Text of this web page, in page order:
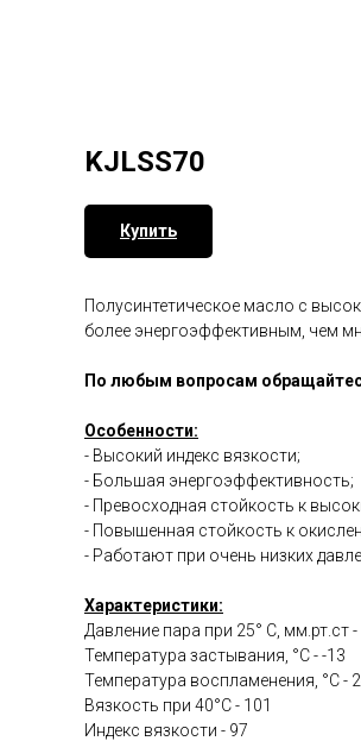
KJLSS70
Купить
Полусинтетическое масло с
более энергоэффективным, чем
По любым вопросам
Особенности:
- Высокий индекс вязкости;
- Большая энергоэффективность;
- Превосходная стойкость к
- Повышенная стойкость к
- Работают при очень низких
Характеристики:
Давление пара при 25° С, мм.рт.ст
Температура застывания, °С - -13
Температура воспламенения, °С -
Вязкость при 40°С - 101
Индекс вязкости - 97